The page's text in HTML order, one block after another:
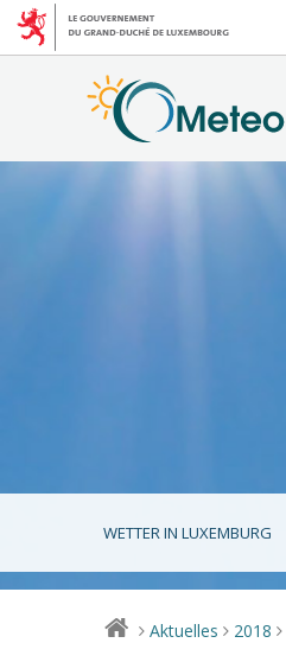
WETTER IN LUXEMBURG
> Aktuelles > 2018 >